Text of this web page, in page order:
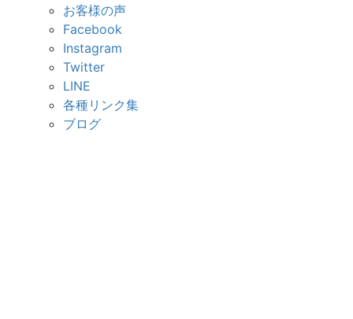
お客様の声
Facebook
Instagram
Twitter
LINE
各種リンク集
ブログ